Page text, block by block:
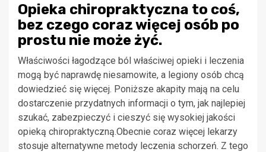
Opieka chiropraktyczna to coś,
bez czego coraz więcej osób po
prostu nie może żyć.
Właściwości łagodzące ból właściwej opieki i leczenia
mogą być naprawdę niesamowite, a legiony osób chcą
dowiedzieć się więcej. Poniższe akapity mają na celu
dostarczenie przydatnych informacji o tym, jak najlepiej
szukać, zabezpieczyć i cieszyć się wysokiej jakości
opieką chiropraktyczną.Obecnie coraz więcej lekarzy
stosuje alternatywne metody leczenia schorzeń. Z tego